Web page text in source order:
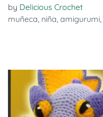
by Delicious Crochet
muñeca, niña, amigurumi,